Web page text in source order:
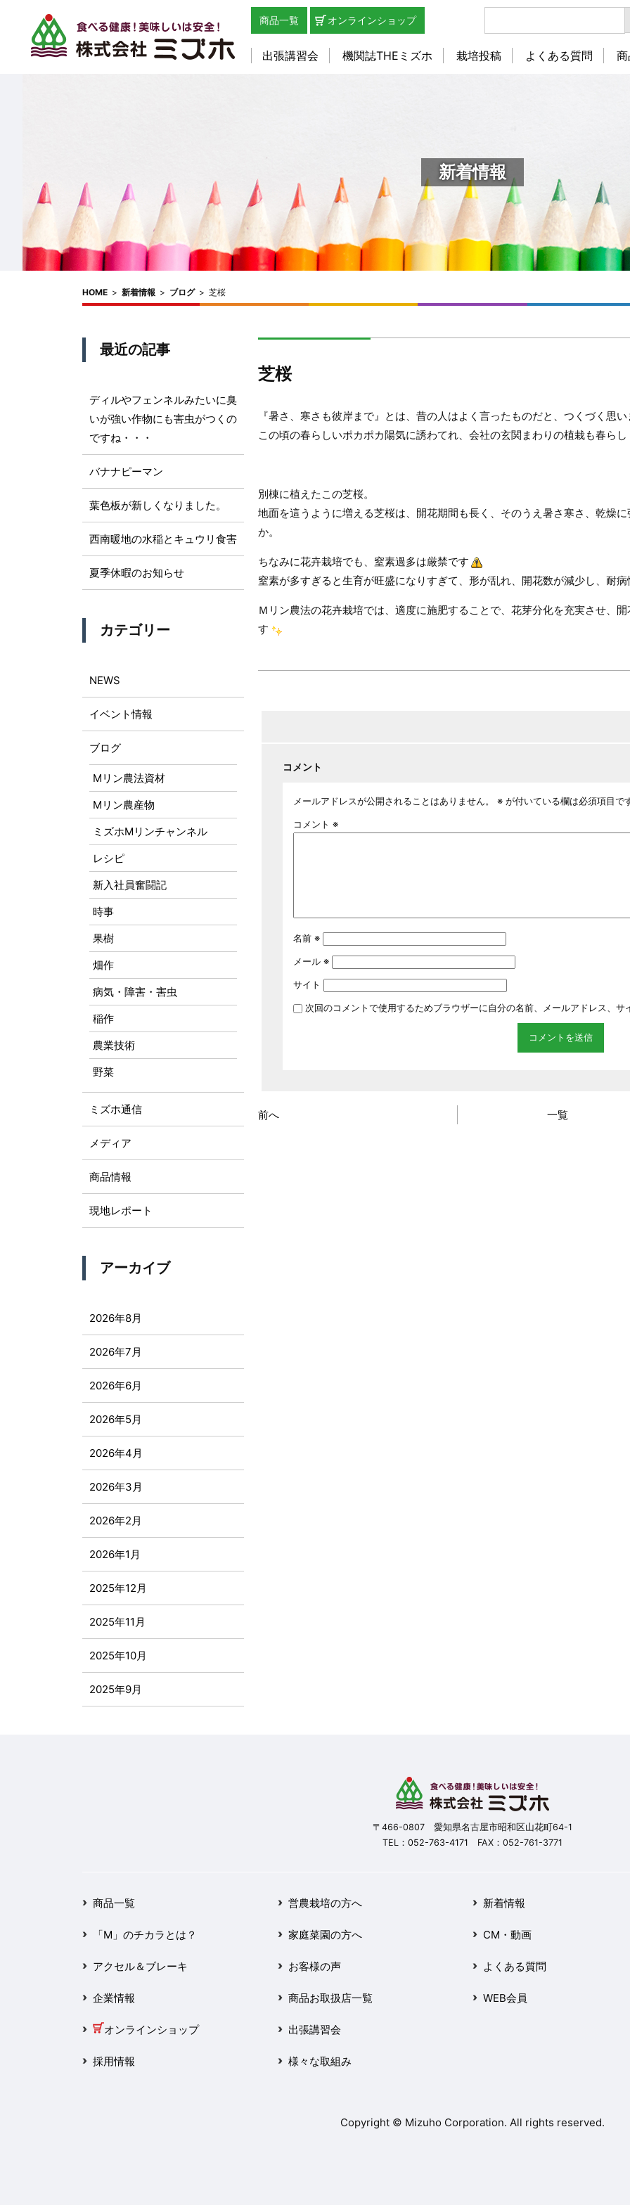
商品一覧 オンラインショップ
出張講習会 機関誌THEミズホ 栽培投稿 よくある質問
新着情報
HOME > 新着情報 > ブログ> 芝桜
芝桜
『暑さ、寒さも彼岸まで』とは、昔の人はよく言ったものだと、つくづく思い
この頃の春らしいポカポカ陽気に誘わてれ、会社の玄関まわりの植栽も春ら
別棟に植えたこの芝桜。
地面を這うように増える芝桜は、開花期間も長く、そのうえ暑さ寒さ、乾燥
か。
ちなみに花卉栽培でも、窒素過多は厳禁です
窒素が多すぎると生育が旺盛になりすぎて、形が乱れ、開花数が減少し、耐
Ｍリン農法の花卉栽培では、適度に施肥することで、花芽分化を充実させ、
す
コメント
メールアドレスが公開されることはありません。 ※ が付いている欄は必須項目で
コメント ※
名前 ※
メール ※
サイト
次回のコメントで使用するためブラウザーに自分の名前、メールアドレス、サ
前へ 一覧
最近の記事
ディルやフェンネルみたいに臭
いが強い作物にも害虫がつくの
ですね・・・
バナナピーマン
葉色板が新しくなりました。
西南暖地の水稲とキュウリ食害
夏季休暇のお知らせ
カテゴリー
NEWS
イベント情報
ブログ
Mリン農法資材
Mリン農産物
ミズホMリンチャンネル
レシピ
新入社員奮闘記
時事
果樹
畑作
病気・障害・害虫
稲作
農業技術
野菜
ミズホ通信
メディア
商品情報
現地レポート
アーカイブ
2026年8月
2026年7月
2026年6月
2026年5月
2026年4月
2026年3月
2026年2月
2026年1月
2025年12月
2025年11月
2025年10月
2025年9月
2025年1月
2024年12月
2024年11月
2024年10月
〒466-0807 愛知県名古屋市昭和区山花町64-1
TEL： 052-763-4171 FAX：052-761-3771
商品一覧
「M」のチカラとは？
アクセル＆ブレーキ
企業情報
オンラインショップ
採用情報
営農栽培の方へ
家庭菜園の方へ
お客様の声
商品お取扱店一覧
出張講習会
様々な取組み
新着情報
CM・動画
よくある質問
WEB会員
Copyright © Mizuho Corporation. All rights reserved.